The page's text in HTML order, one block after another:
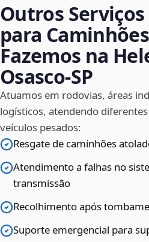
Outros
para
Fazemos na
Osasco‑SP
Atuamos em rodovias, áreas
logísticos, atendendo
veículos pesados:
Resgate de caminhões
Atendimento a falhas no
transmissão
Recolhimento após
Suporte emergencial para